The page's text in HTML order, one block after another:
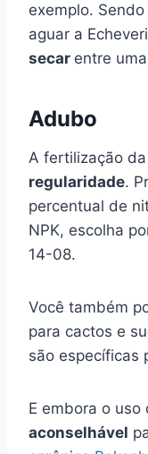
exemplo.
aguar a
secar entre
Adubo
A fertilização
regularidade.
percentual de
NPK, escolha
14-08.
Você também
para cactos e
são específicas
E embora o uso
aconselhável